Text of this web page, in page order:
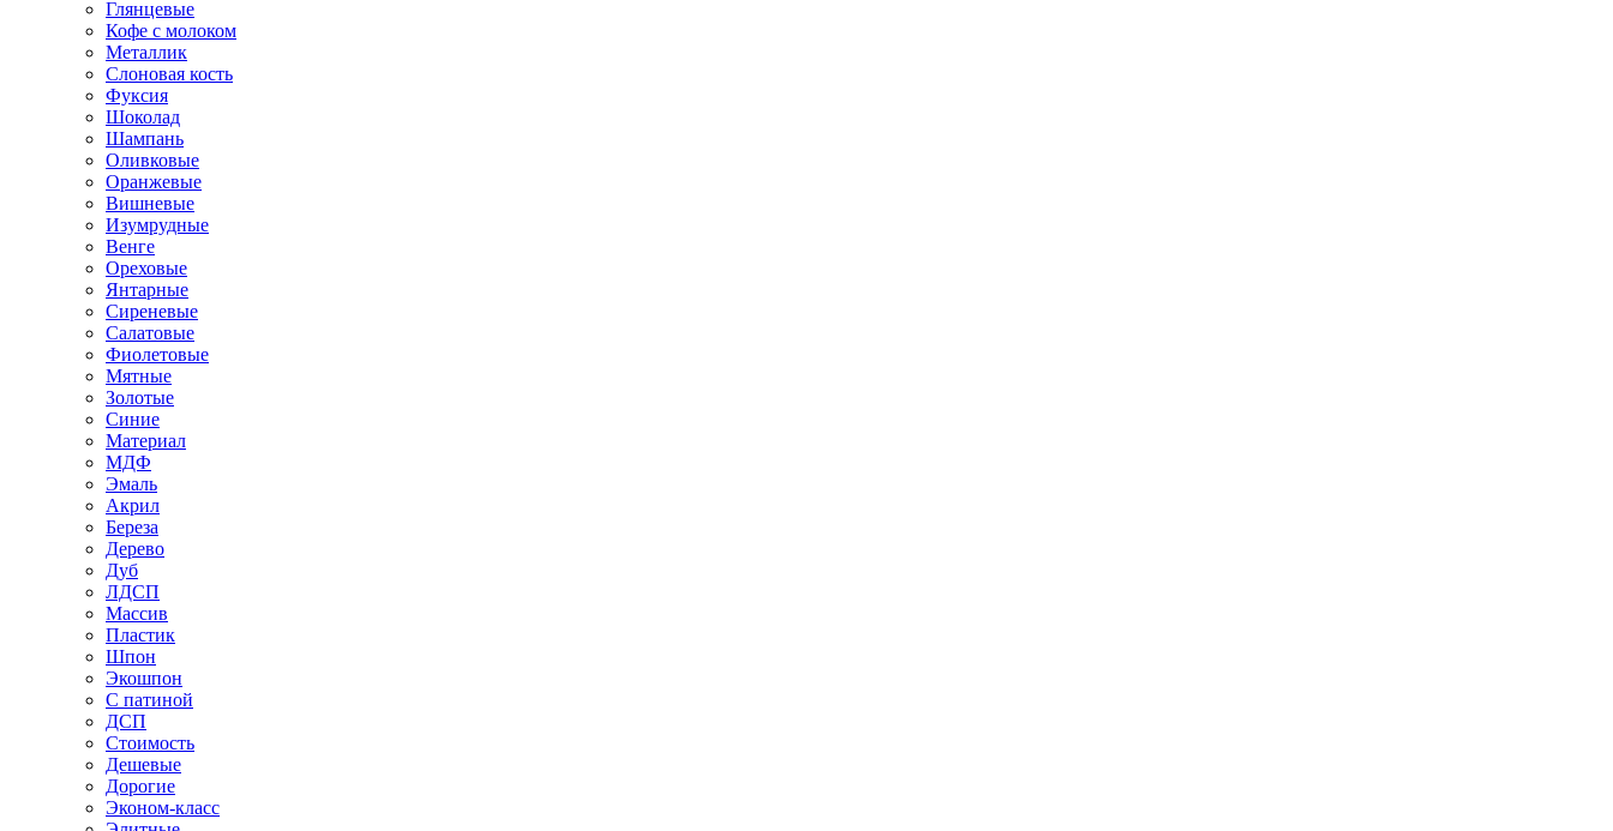
Глянцевые
Кофе с молоком
Металлик
Слоновая кость
Фуксия
Шоколад
Шампань
Оливковые
Оранжевые
Вишневые
Изумрудные
Венге
Ореховые
Янтарные
Сиреневые
Салатовые
Фиолетовые
Мятные
Золотые
Синие
Материал
МДФ
Эмаль
Акрил
Береза
Дерево
Дуб
ЛДСП
Массив
Пластик
Шпон
Экошпон
С патиной
ДСП
Стоимость
Дешевые
Дорогие
Эконом-класс